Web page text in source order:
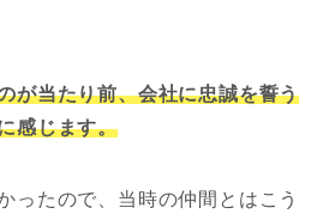
が当たり前、会社に忠誠を誓う
感じます。
ったので、当時の仲間とはこう